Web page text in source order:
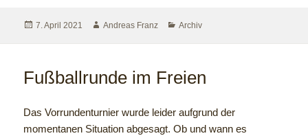
7. April 2021 Andreas Franz Archiv
Fußballrunde im Freien
Das Vorrundenturnier wurde leider aufgrund der
momentanen Situation abgesagt. Ob und wann es